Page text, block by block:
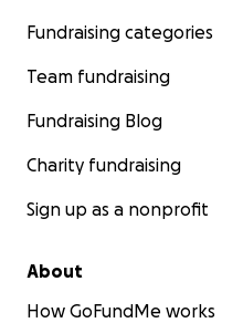
Fundraising categories
Team fundraising
Fundraising Blog
Charity fundraising
Sign up as a nonprofit
About
How GoFundMe works